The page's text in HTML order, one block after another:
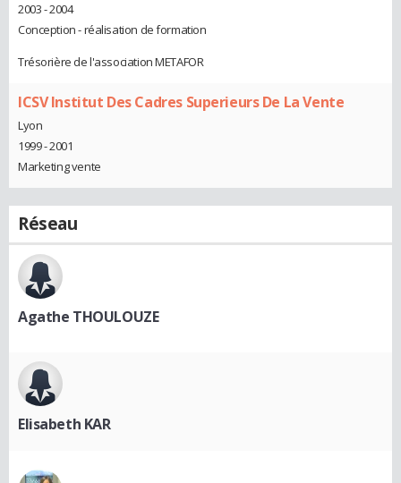
2003 - 2004
Conception - réalisation de formation
Trésorière de l'association METAFOR
ICSV Institut Des Cadres Superieurs De La Vente
Lyon
1999 - 2001
Marketing vente
Réseau
Agathe THOULOUZE
Elisabeth KAR